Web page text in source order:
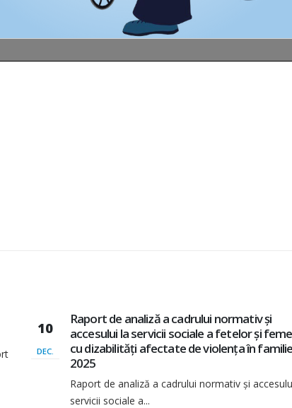
14
SEPT.
Raport: Situația actuală a membrilor AOPD –
resurse, realități și provocări
Situația actuală a membrilor AOPD – resurse,
realități Descarcă în PDF
Citește mai mult